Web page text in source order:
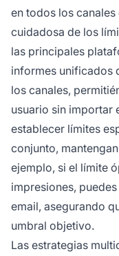
en todos los
cuidadosa de los
las principales
informes unificados
los canales,
usuario sin importar
establecer límites
conjunto,
ejemplo, si el límite
impresiones,
email, asegurando
umbral objetivo.
Las estrategias